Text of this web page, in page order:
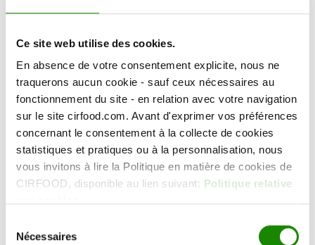
Ce site web utilise des cookies.
En absence de votre consentement explicite, nous ne
traquerons aucun cookie - sauf ceux nécessaires au
fonctionnement du site - en relation avec votre navigation
sur le site cirfood.com. Avant d'exprimer vos préférences
concernant le consentement à la collecte de cookies
statistiques et pratiques ou à la personnalisation, nous
vous invitons à lire la Politique en matière de cookies de
CIRFOOD, disponible au lien suivant: Politique relative
Nécessaires
sur
n du leur
site.
Persistan
t